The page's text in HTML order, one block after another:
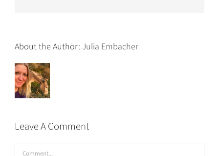
About the Author: Julia Embacher
Leave A Comment